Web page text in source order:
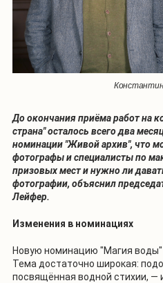
До окончания приёма работ на
страна" осталось всего два
номинации "Живой архив", что
фотографы и специалисты по
призовых мест и нужно ли
фотографии, объяснил
Лейфер.
Изменения в номинациях
Новую номинацию "Магия воды"
Тема достаточно широкая:
посвящённая водной стихии, —